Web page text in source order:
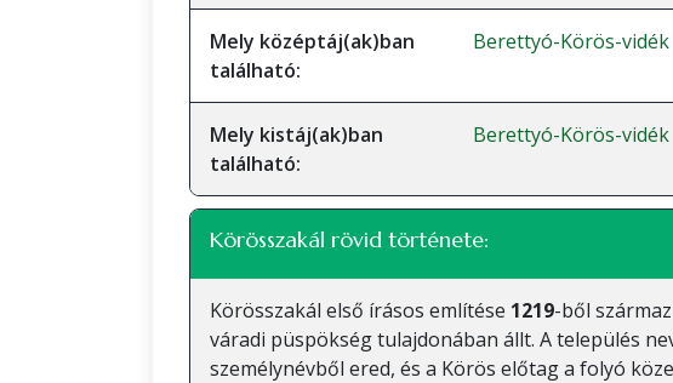
Mely középtáj(ak)ban
található:
Berettyó-Körös-vidék
Mely kistáj(ak)ban
található:
Berettyó-Körös-vidék
Körösszakál rövid története:
Körösszakál első írásos említése 1219-ből
váradi püspökség tulajdonában állt. A település
személynévből ered, és a Körös előtag a folyó